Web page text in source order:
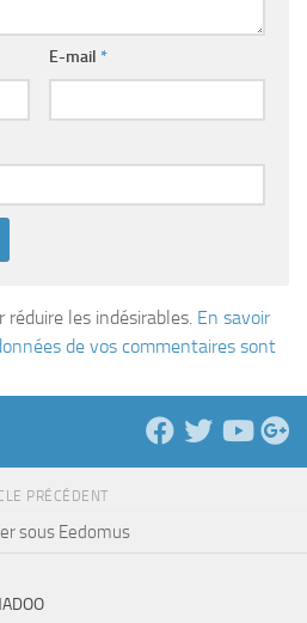
E-mail *
les indésirables. En savoir
de vos commentaires sont
PRÉCÉDENT
sous Eedomus